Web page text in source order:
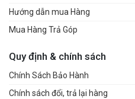
Hướng dẫn mua Hàng
Mua Hàng Trả Góp
Quy định & chính sách
Chính Sách Bảo Hành
Chính sách đổi, trả lại hàng